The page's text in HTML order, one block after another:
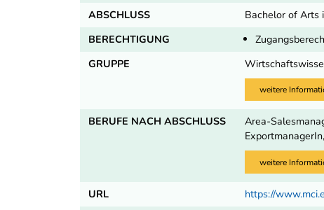
ABSCHLUSS
Bachelor of Arts
BERECHTIGUNG
GRUPPE
weitere
BERUFE NACH ABSCHLUSS
Area-
weitere
URL https://